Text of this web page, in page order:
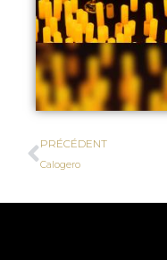
PRÉCÉDENT
Calogero